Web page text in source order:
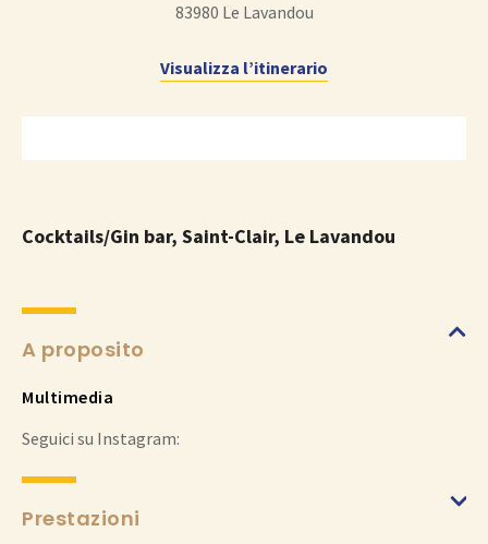
83980 Le Lavandou
Visualizza l’itinerario
Cocktails/Gin bar, Saint-Clair, Le Lavandou
A proposito
Multimedia
Seguici su Instagram:
Prestazioni